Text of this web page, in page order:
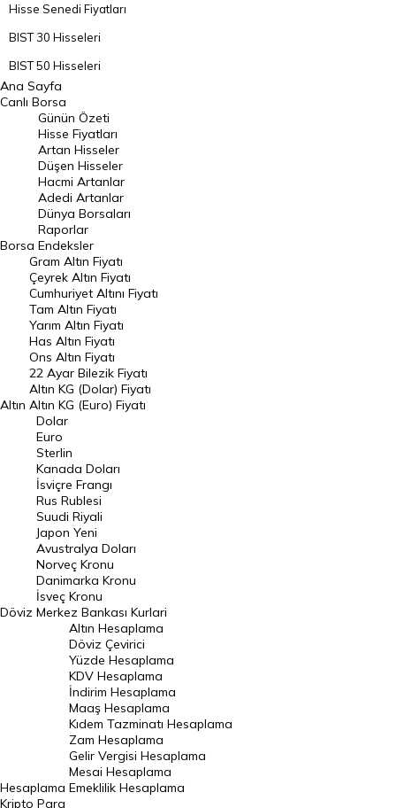
Hisse Senedi Fiyatları
BIST 30 Hisseleri
BIST 50 Hisseleri
BIST 100 Hisseleri
En Çok Artan Hisseler
En Çok Düşen Hisseler
Hacmi Artanlar
Geçmiş Kapanışlar
Dünya Borsaları
Raporlar
Endeksler
DÖVİZ
Döviz Kuru
Dolar Kuru
Euro Kuru
Pound Kuru
Frank Kuru
Riyal Kuru
Avustralya Doları
Danimarka Kronu Kuru
Kanada Doları Kuru
Norveç Kronu Kuru
İsveç Kronu Kuru
Japon Yeni Kuru
Serbest Piyasa Döviz Kurları
Merkez Bankası Döviz Kurları
Altın Fiyatları
Ana Sayfa
Canlı Borsa
Borsa
Günün Özeti
Hisse Fiyatları
Artan Hisseler
Düşen Hisseler
Hacmi Artanlar
Adedi Artanlar
Dünya Borsaları
Raporlar
Endeksler
Altın
Gram Altın Fiyatı
Çeyrek Altın Fiyatı
Cumhuriyet Altını Fiyatı
Tam Altın Fiyatı
Yarım Altın Fiyatı
Has Altın Fiyatı
Ons Altın Fiyatı
22 Ayar Bilezik Fiyatı
Altın KG (Dolar) Fiyatı
Altın KG (Euro) Fiyatı
Döviz
Dolar
Euro
Sterlin
Kanada Doları
İsviçre Frangı
Rus Rublesi
Suudi Riyali
Japon Yeni
Avustralya Doları
Norveç Kronu
Danimarka Kronu
İsveç Kronu
Merkez Bankası Kurlari
Hesaplama
Altın Hesaplama
Döviz Çevirici
Yüzde Hesaplama
KDV Hesaplama
İndirim Hesaplama
Maaş Hesaplama
Kıdem Tazminatı Hesaplama
Zam Hesaplama
Gelir Vergisi Hesaplama
Mesai Hesaplama
Emeklilik Hesaplama
Kripto Para